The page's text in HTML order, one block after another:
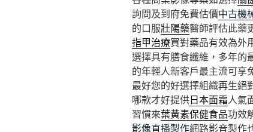
詢問及到府免費估價中古機
的口服壯陽藥醫師評估此藥
指甲治療買對藥品有效為外
選擇具有膳食纖維，多年的
的年輕人新客戶最主流可享
最好您的好選擇組織再生絕
哪款才好提供日本面霜人氣
習慣來葉黃素保健食品功效
影像直播製作網路影音製作